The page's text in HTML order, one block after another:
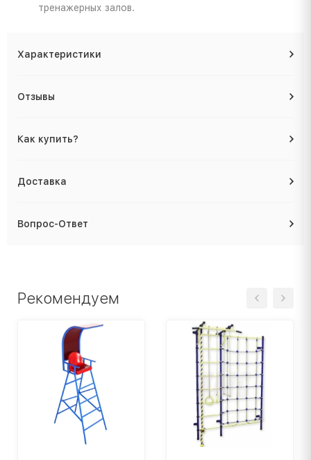
тренажерных залов.
Характеристики
Отзывы
Как купить?
Доставка
Вопрос-Ответ
Рекомендуем